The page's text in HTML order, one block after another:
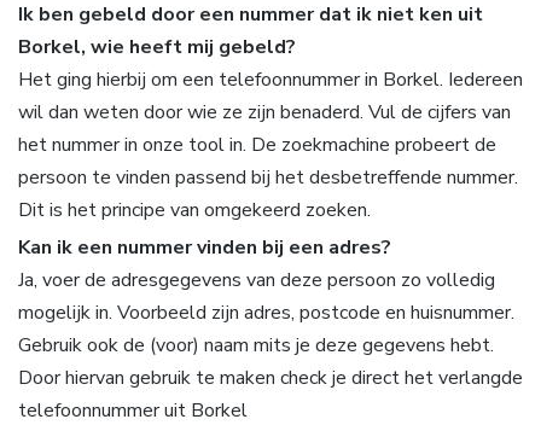
Ik ben gebeld door een nummer dat ik niet ken uit
Borkel, wie heeft mij gebeld?
Het ging hierbij om een telefoonnummer in Borkel. Iedereen
wil dan weten door wie ze zijn benaderd. Vul de cijfers van
het nummer in onze tool in. De zoekmachine probeert de
persoon te vinden passend bij het desbetreffende nummer.
Dit is het principe van omgekeerd zoeken.
Kan ik een nummer vinden bij een adres?
Ja, voer de adresgegevens van deze persoon zo volledig
mogelijk in. Voorbeeld zijn adres, postcode en huisnummer.
Gebruik ook de (voor) naam mits je deze gegevens hebt.
Door hiervan gebruik te maken check je direct het verlangde
telefoonnummer uit Borkel